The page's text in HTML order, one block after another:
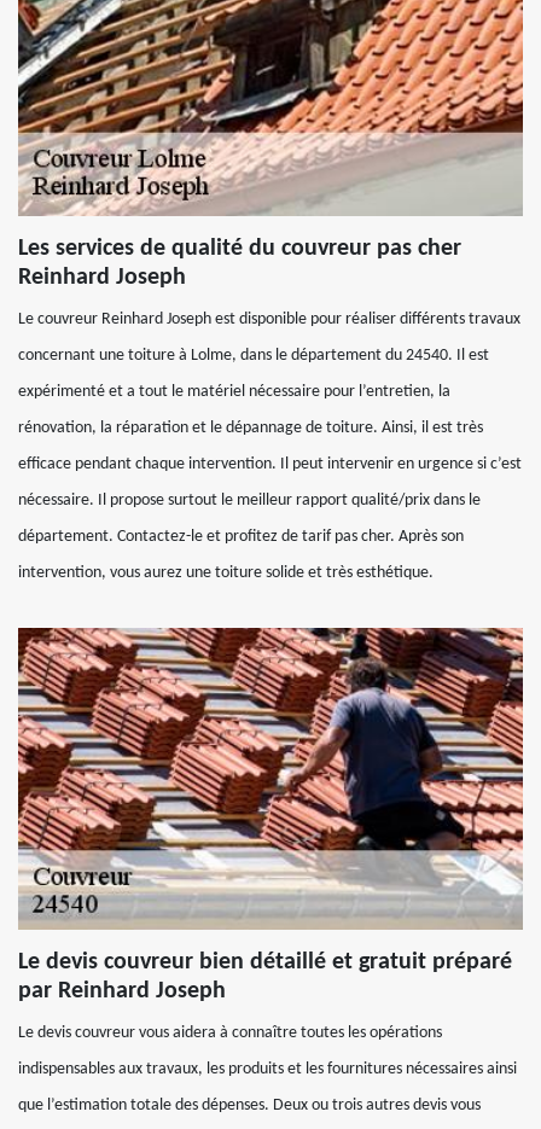
Les services de qualité du couvreur pas cher
Reinhard Joseph
Le couvreur Reinhard Joseph est disponible pour réaliser différents travaux
concernant une toiture à Lolme, dans le département du 24540. Il est
expérimenté et a tout le matériel nécessaire pour l’entretien, la
rénovation, la réparation et le dépannage de toiture. Ainsi, il est très
efficace pendant chaque intervention. Il peut intervenir en urgence si c’est
nécessaire. Il propose surtout le meilleur rapport qualité/prix dans le
département. Contactez-le et profitez de tarif pas cher. Après son
intervention, vous aurez une toiture solide et très esthétique.
Le devis couvreur bien détaillé et gratuit préparé
par Reinhard Joseph
Le devis couvreur vous aidera à connaître toutes les opérations
indispensables aux travaux, les produits et les fournitures nécessaires ainsi
que l’estimation totale des dépenses. Deux ou trois autres devis vous